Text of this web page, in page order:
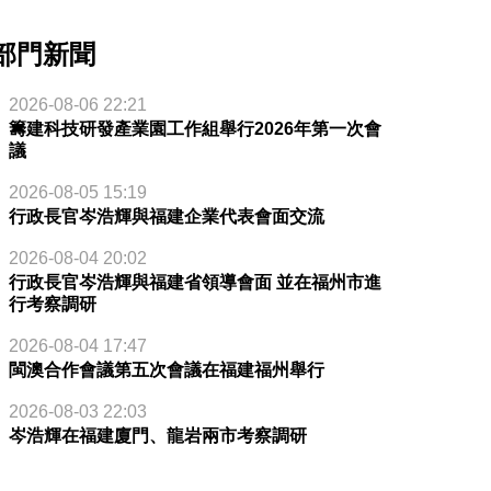
門新聞
2026-08-06 22:21
籌建科技研發產業園工作組舉行2026年第一次會
議
2026-08-05 15:19
行政長官岑浩輝與福建企業代表會面交流
2026-08-04 20:02
行政長官岑浩輝與福建省領導會面 並在福州市進
行考察調研
2026-08-04 17:47
閩澳合作會議第五次會議在福建福州舉行
2026-08-03 22:03
岑浩輝在福建廈門、龍岩兩市考察調研